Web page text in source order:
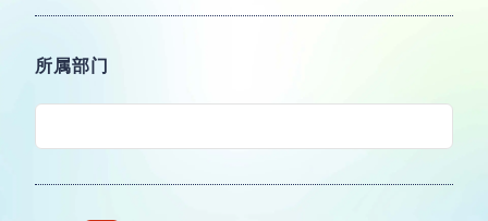
所属部门